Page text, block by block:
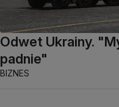
Odwet Ukrainy.
padnie"
BIZNES